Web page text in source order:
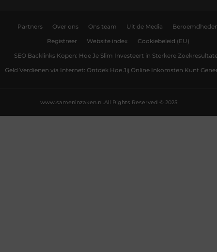
Partners Over ons Ons team Uit de Media
Registreer Website index Cookiebeleid (EU)
SEO Backlinks Kopen: Hoe Je Slim Investeert in Sterkere
Geld Verdienen via Internet: Ontdek Hoe Jij Online Inkomsten Kunt
All Rights Reserved © 2025
www.sameninzaken.nl.